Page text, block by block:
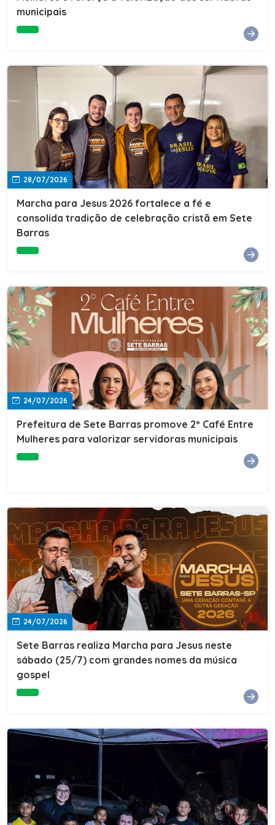
Cultura, Esporte e Lazer, Paulo Thomas, prestigiou os
compromisso da nossa gestão com a inclusão,
oferecendo a jovens e adultos a oportunidade de
concluir seus estudos e construir um futuro melhor.
Cada certificado entregue simboliza esforço,
determinação e a certeza de que investir em educação
é investir no desenvolvimento de Sete Barras."A
Prefeitura de Sete Barras também agradeceu ao SESI,
parceiro fundamental na retomada e ampliação da
Educação de Jovens e Adultos, aos professores, à
equipe da Secretaria Municipal de Educação e a todos
os profissionais que contribuíram para que esse
importante projeto voltasse a transformar a vida de
municipais
28/07/2026
Marcha para Jesus 2026 fortalece a fé e
consolida tradição de celebração cristã em Sete
Barras
24/07/2026
Prefeitura de Sete Barras promove 2º Café Entre
Mulheres para valorizar servidoras municipais
24/07/2026
Sete Barras realiza Marcha para Jesus neste
sábado (25/7) com grandes nomes da música
gospel